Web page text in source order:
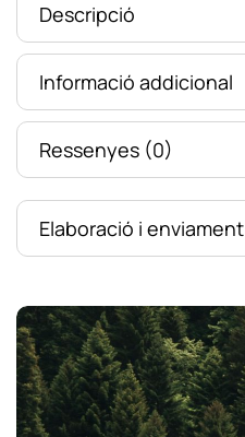
Descripció
Informació addicional
Ressenyes (0)
Elaboració i enviament